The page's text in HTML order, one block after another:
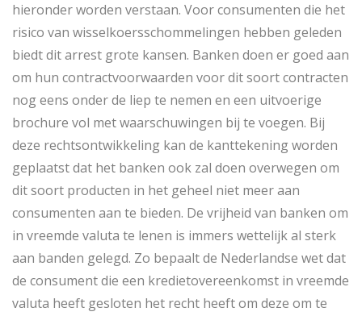
hieronder worden verstaan. Voor consumenten die het
risico van wisselkoersschommelingen hebben geleden
biedt dit arrest grote kansen. Banken doen er goed aan
om hun contractvoorwaarden voor dit soort contracten
nog eens onder de liep te nemen en een uitvoerige
brochure vol met waarschuwingen bij te voegen. Bij
deze rechtsontwikkeling kan de kanttekening worden
geplaatst dat het banken ook zal doen overwegen om
dit soort producten in het geheel niet meer aan
consumenten aan te bieden. De vrijheid van banken om
in vreemde valuta te lenen is immers wettelijk al sterk
aan banden gelegd. Zo bepaalt de Nederlandse wet dat
de consument die een kredietovereenkomst in vreemde
valuta heeft gesloten het recht heeft om deze om te